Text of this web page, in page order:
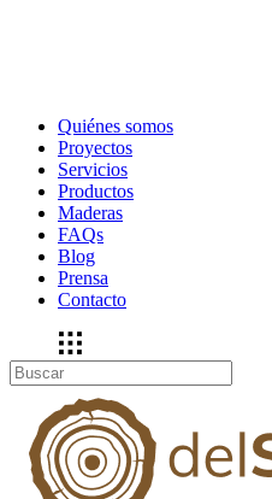
Quiénes somos
Proyectos
Servicios
Productos
Maderas
FAQs
Blog
Prensa
Contacto